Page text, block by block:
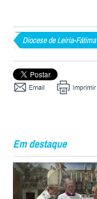
Diocese de Leiria-Fátima
Em destaque